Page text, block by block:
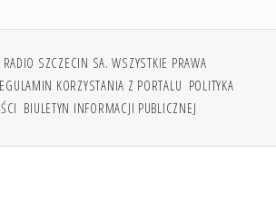
SZCZECIN SA. WSZYSTKIE PRAWA
KORZYSTANIA Z PORTALU POLITYKA
BIULETYN INFORMACJI PUBLICZNEJ